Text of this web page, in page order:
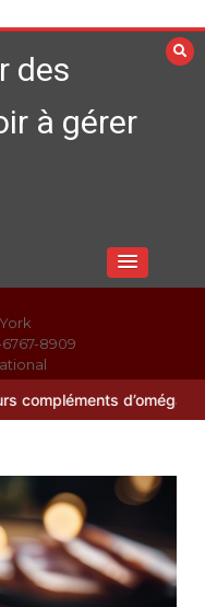
des
à gérer
8909
3 Alimentation